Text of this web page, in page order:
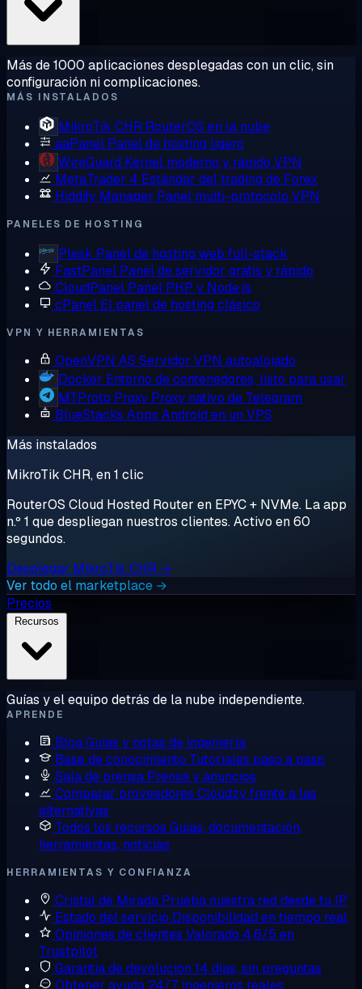
Más de 1000 aplicaciones desplegadas con un clic, sin
configuración ni complicaciones.
MÁS INSTALADOS
MikroTik CHR RouterOS en la nube
aaPanel Panel de hosting ligero
WireGuard Kernel moderno y rápido VPN
MetaTrader 4 Estándar del trading de Forex
Hiddify Manager Panel multi-protocolo VPN
PANELES DE HOSTING
Plesk Panel de hosting web full-stack
FastPanel Panel de servidor gratis y rápido
CloudPanel Panel PHP y Node.js
cPanel El panel de hosting clásico
VPN Y HERRAMIENTAS
OpenVPN AS Servidor VPN autoalojado
Docker Entorno de contenedores, listo para usar
MTProto Proxy Proxy nativo de Telegram
BlueStacks Apps Android en un VPS
Más instalados
MikroTik CHR, en 1 clic
RouterOS Cloud Hosted Router en EPYC + NVMe. La app
n.º 1 que despliegan nuestros clientes. Activo en 60
segundos.
Desplegar MikroTik CHR →
Ver todo el marketplace →
Precios
Guías y el equipo detrás de la nube independiente.
APRENDE
Blog Guías y notas de ingeniería
Base de conocimiento Tutoriales paso a paso
Sala de prensa Prensa y anuncios
Comparar proveedores Cloudzy frente a las
alternativas
Todos los recursos Guías, documentación,
herramientas, noticias
HERRAMIENTAS Y CONFIANZA
Cristal de Mirada Prueba nuestra red desde tu IP
Estado del servicio Disponibilidad en tiempo real
Opiniones de clientes Valorado 4,6/5 en
Trustpilot
Garantía de devolución 14 días, sin preguntas
Obtener ayuda 24/7, ingenieros reales